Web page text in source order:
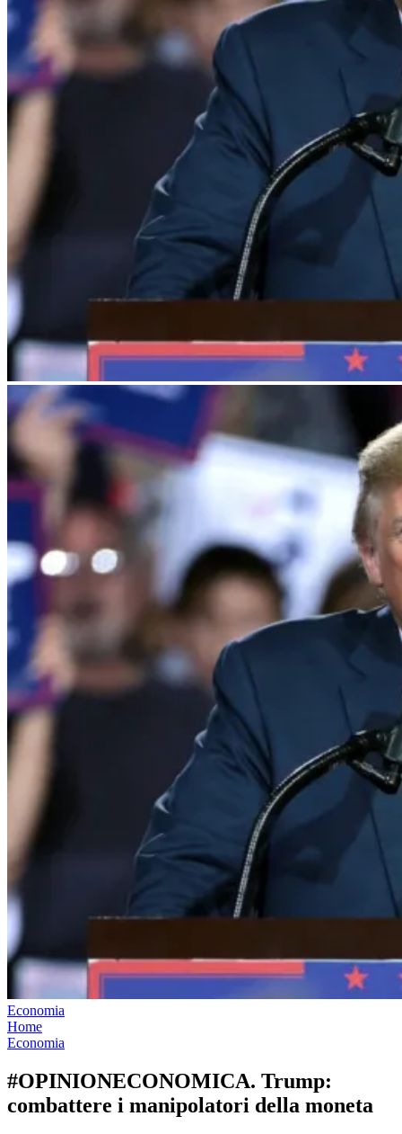
Economia
Home
Economia
#OPINIONECONOMICA. Trump:
combattere i manipolatori della moneta